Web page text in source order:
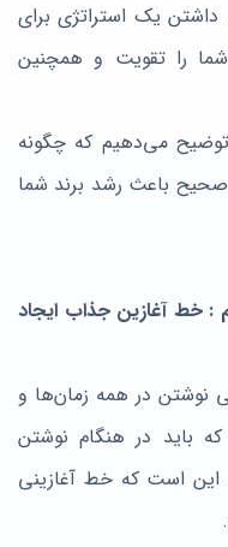
داشتن یک استراتژی برای
را تقویت و همچنین
توضیح می‌دهیم که چگونه
باعث رشد برند شما
: خط آغازین جذاب ایجاد
نوشتن در همه زمان‌ها و
باید در هنگام نوشتن
این است که خط آغازینی